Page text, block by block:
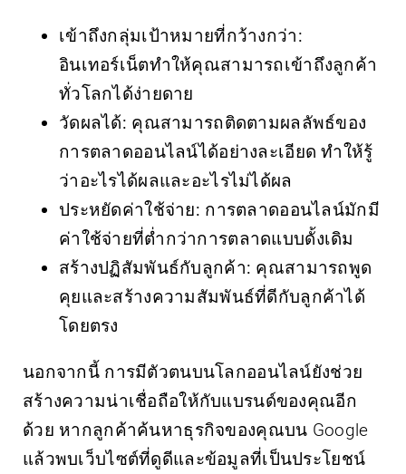
เข้าถึงกลุ่มเป้าหมายที่กว้างกว่า:
อินเทอร์เน็ตทำให้คุณสามารถเข้าถึงลูกค้า
ทั่วโลกได้ง่ายดาย
วัดผลได้: คุณสามารถติดตามผลลัพธ์ของ
การตลาดออนไลน์ได้อย่างละเอียด ทำให้รู้
ว่าอะไรได้ผลและอะไรไม่ได้ผล
ประหยัดค่าใช้จ่าย: การตลาดออนไลน์มักมี
ค่าใช้จ่ายที่ต่ำกว่าการตลาดแบบดั้งเดิม
สร้างปฏิสัมพันธ์กับลูกค้า: คุณสามารถพูด
คุยและสร้างความสัมพันธ์ที่ดีกับลูกค้าได้
โดยตรง
นอกจากนี้ การมีตัวตนบนโลกออนไลน์ยังช่วย
สร้างความน่าเชื่อถือให้กับแบรนด์ของคุณอีก
ด้วย หากลูกค้าค้นหาธุรกิจของคุณบน Google
แล้วพบเว็บไซต์ที่ดูดีและข้อมูลที่เป็นประโยชน์